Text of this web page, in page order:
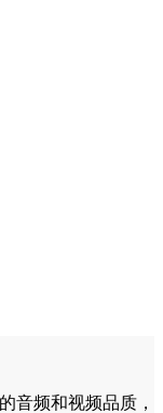
音频和视频品质，